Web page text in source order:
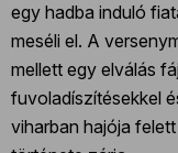
egy hadba induló
meséli el. A
mellett egy elválás
fuvoladíszítésekkel
viharban hajója